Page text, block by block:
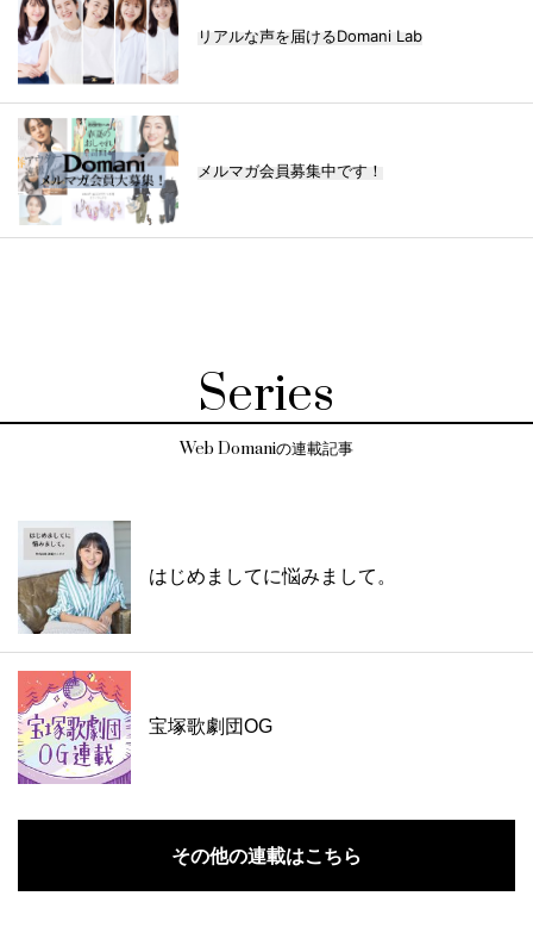
リアルな声を届けるDomani Lab
メルマガ会員募集中です！
Series
Web Domaniの連載記事
はじめましてに悩みまして。
宝塚歌劇団OG
その他の連載はこちら